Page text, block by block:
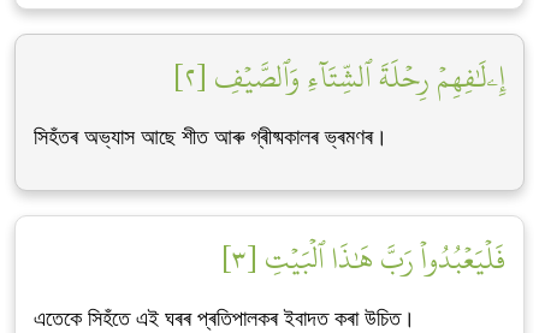
إِۦلَٰفِهِمۡ رِحۡلَةَ ٱلشِّتَآءِ وَٱلصَّيۡفِ [٢]
সিহঁতৰ অভ্যাস আছে শীত আৰু গ্ৰীষ্মকালৰ ভ্ৰমণৰ।
فَلۡيَعۡبُدُواْ رَبَّ هَٰذَا ٱلۡبَيۡتِ [٣]
এতেকে সিহঁতে এই ঘৰৰ প্ৰতিপালকৰ ইবাদত কৰা উচিত।